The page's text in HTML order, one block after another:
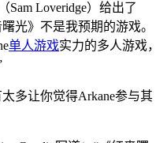
Sam Loveridge）给出了
光》不是我预期的游戏。
单人游戏实力的多人游戏，
多让你觉得Arkane参与其